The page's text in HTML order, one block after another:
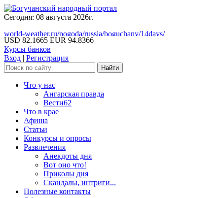
Сегодня: 08 августа 2026г.
world-weather.ru/pogoda/russia/boguchany/14days/
USD 82.1665 EUR 94.8366
Курсы банков
Вход | Регистрация
Что у нас
Ангарская правда
Вести62
Что в крае
Афиша
Статьи
Конкурсы и опросы
Развлечения
Анекдоты дня
Вот оно что!
Приколы дня
Скандалы, интриги...
Полезные контакты